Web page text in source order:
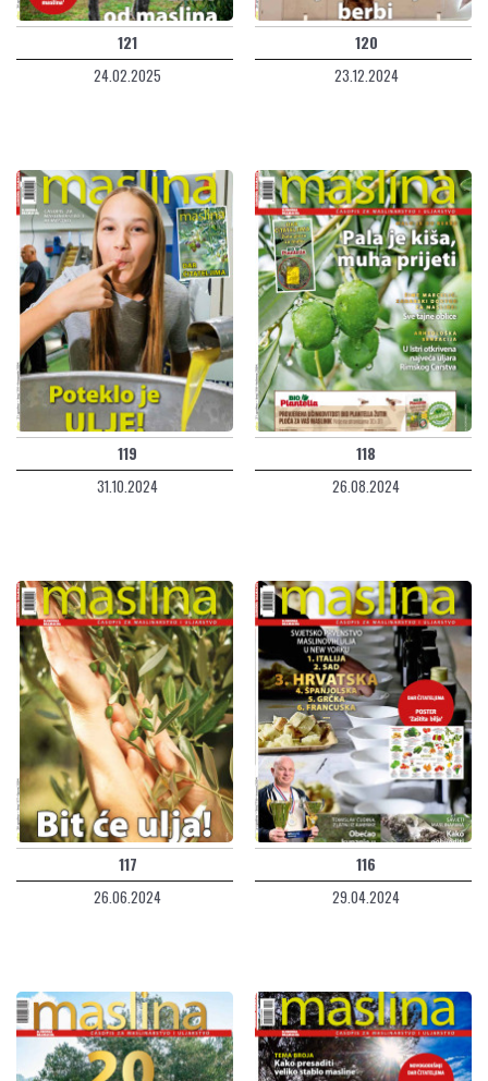
121
24.02.2025
120
23.12.2024
119
31.10.2024
118
26.08.2024
117
26.06.2024
116
29.04.2024